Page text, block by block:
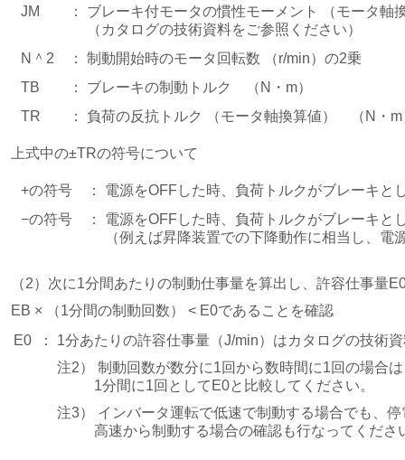
JM
： ブレーキ付モータの慣性モーメント （モータ
（カタログの技術資料をご参照ください）
N＾2
： 制動開始時のモータ回転数 （r/min）の2乗
TB
： ブレーキの制動トルク （N・m）
TR
： 負荷の反抗トルク （モータ軸換算値） （N・m
上式中の±TRの符号について
+の符号
： 電源をOFFした時、負荷トルクがブレーキと
−の符号
： 電源をOFFした時、負荷トルクがブレーキと
（例えば昇降装置での下降動作に相当し、
（2）次に1分間あたりの制動仕事量を算出し、許容仕事量
EB × （1分間の制動回数） < E0であることを確認
E0
： 1分あたりの許容仕事量（J/min）はカタログの技術
注2）
制動回数が数分に1回から数時間に1回の場合は
1分間に1回としてE0と比較してください。
注3）
インバータ運転で低速で制動する場合でも、
高速から制動する場合の確認も行なってくださ